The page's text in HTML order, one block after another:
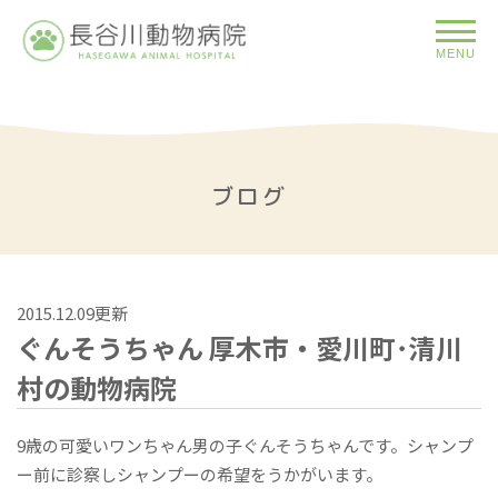
MENU
ブログ
2015.12.09更新
ぐんそうちゃん 厚木市・愛川町･清川
村の動物病院
9歳の可愛いワンちゃん男の子ぐんそうちゃんです。シャンプ
ー前に診察しシャンプーの希望をうかがいます。